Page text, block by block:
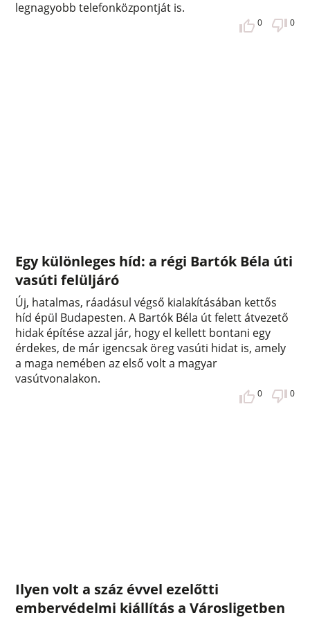
legnagyobb telefonközpontját is.
0 0
Egy különleges híd: a régi Bartók Béla úti
vasúti felüljáró
Új, hatalmas, ráadásul végső kialakításában kettős
híd épül Budapesten. A Bartók Béla út felett átvezető
hidak építése azzal jár, hogy el kellett bontani egy
érdekes, de már igencsak öreg vasúti hidat is, amely
a maga nemében az első volt a magyar
vasútvonalakon.
0 0
Ilyen volt a száz évvel ezelőtti
embervédelmi kiállítás a Városligetben